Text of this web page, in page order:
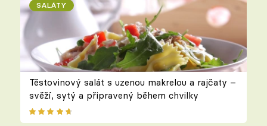
SALÁTY
Těstovinový salát s uzenou makrelou a rajčaty –
svěží, sytý a připravený během chvilky